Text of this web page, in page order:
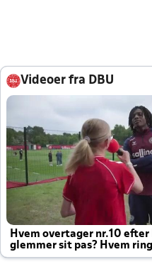
Videoer fra DBU
Hvem overtager nr.10 efter
glemmer sit pas? Hvem
altid til efter kampe?